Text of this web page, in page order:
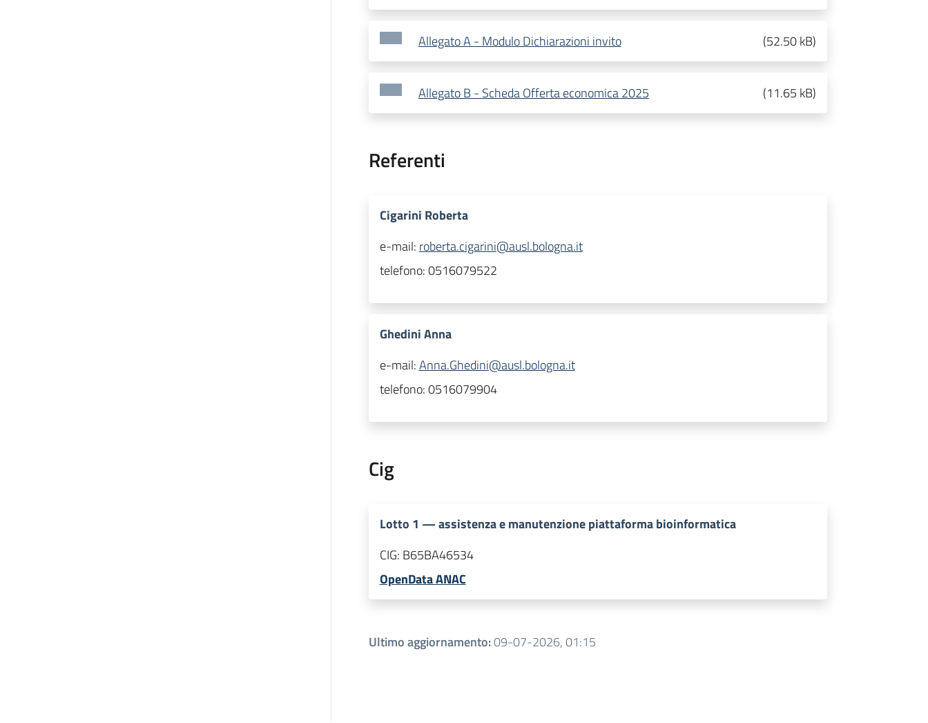
Allegato A - Modulo Dichiarazioni invito (52.50 kB)
Allegato B - Scheda Offerta economica 2025 (11.65 kB)
Referenti
Cigarini Roberta
e-mail: roberta.cigarini@ausl.bologna.it
telefono:0516079522
Ghedini Anna
e-mail:Anna.Ghedini@ausl.bologna.it
telefono:0516079904
Cig
Lotto 1 —assistenza e manutenzione piattaforma bioinformatica
CIG: B65BA46534
OpenData ANAC
Ultimo aggiornamento:09-07-2026, 01:15